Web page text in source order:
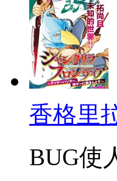
香格里
BUG使